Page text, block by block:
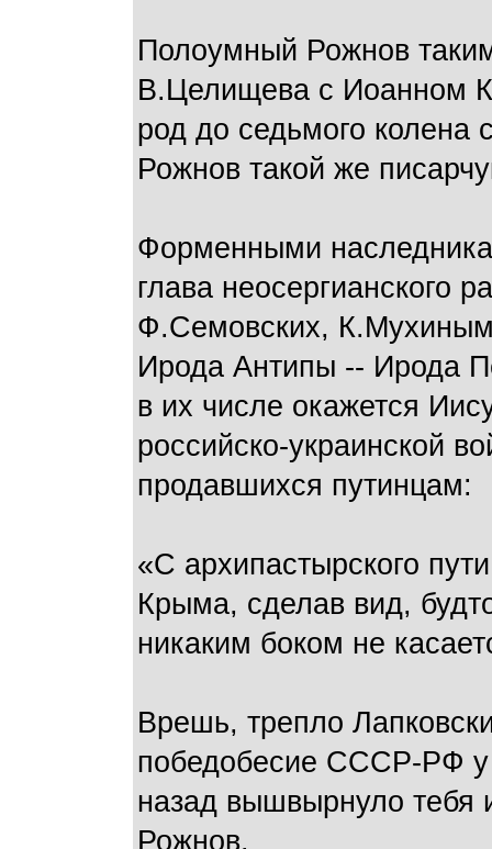
Полоумный Рожнов
В.Целищева с Иоанном
род до седьмого колена
Рожнов такой же
Форменными
глава
Ф.Семовских,
Ирода Антипы -- Ирода
в их числе окажется
российско-украинской
продавшихся путинцам:
«С архипастырского
Крыма, сделав вид,
никаким боком не
Врешь, трепло
победобесие СССР-РФ у
назад вышвырнуло тебя
Рожнов.